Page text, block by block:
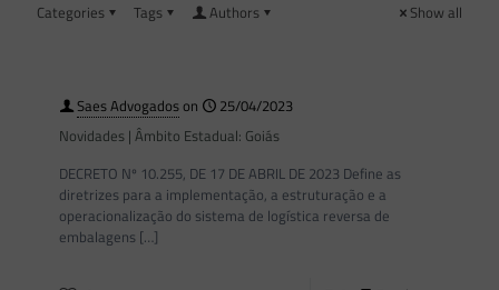
Categories Tags Authors Show all
Saes Advogadoson
25/04/2023
Novidades | Âmbito Estadual: Goiás
DECRETO Nº 10.255, DE 17 DE ABRIL DE 2023 Define as
diretrizes para a implementação, a estruturação e a
operacionalização do sistema de logística reversa de
embalagens […]